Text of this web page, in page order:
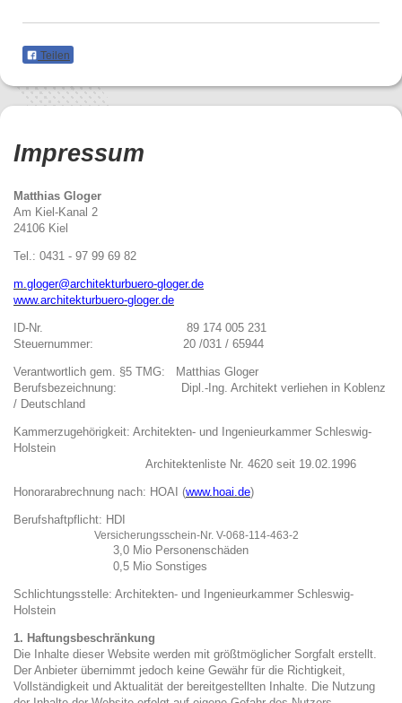
Teilen
Impressum
Matthias Gloger
Am Kiel-Kanal 2
24106 Kiel
Tel.: 0431 - 97 99 69 82
m.gloger@architekturbuero-gloger.de
www.architekturbuero-gloger.de
ID-Nr. 89 174 005 231
Steuernummer: 20 /031 / 65944
Verantwortlich gem. §5 TMG: Matthias Gloger
Berufsbezeichnung: Dipl.-Ing. Architekt verliehen in Koblenz
/ Deutschland
Kammerzugehörigkeit: Architekten- und Ingenieurkammer Schleswig-
Holstein
Architektenliste Nr. 4620 seit 19.02.1996
Honorarabrechnung nach: HOAI (www.hoai.de)
Berufshaftpflicht: HDI
Versicherungsschein-Nr. V-068-114-463-2
3,0 Mio Personenschäden
0,5 Mio Sonstiges
Schlichtungsstelle: Architekten- und Ingenieurkammer Schleswig-
Holstein
1. Haftungsbeschränkung
Die Inhalte dieser Website werden mit größtmöglicher Sorgfalt erstellt.
Der Anbieter übernimmt jedoch keine Gewähr für die Richtigkeit,
Vollständigkeit und Aktualität der bereitgestellten Inhalte. Die Nutzung